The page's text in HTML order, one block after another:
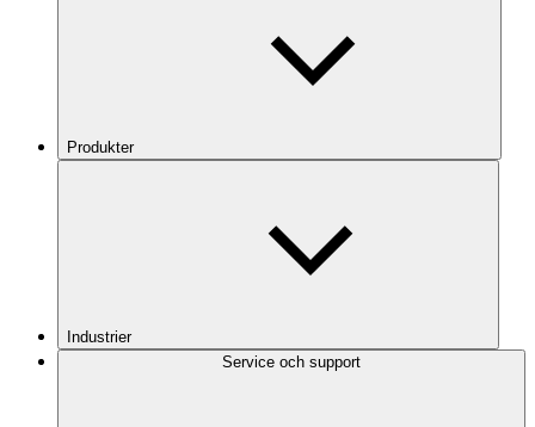
Produkter
Industrier
Service och support